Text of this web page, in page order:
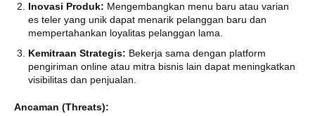
Inovasi Produk: Mengembangkan menu baru atau varian
es teler yang unik dapat menarik pelanggan baru dan
mempertahankan loyalitas pelanggan lama.
Kemitraan Strategis: Bekerja sama dengan platform
pengiriman online atau mitra bisnis lain dapat meningkatkan
visibilitas dan penjualan.
Ancaman (Threats):